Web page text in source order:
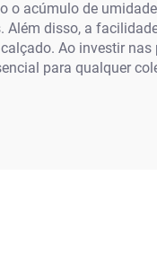
o acúmulo de
Além disso, a
Ao investir
para qualquer